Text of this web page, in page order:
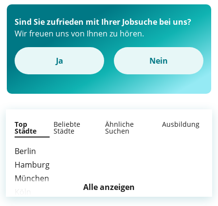
Sind Sie zufrieden mit Ihrer Jobsuche bei uns?
Wir freuen uns von Ihnen zu hören.
Ja Nein
Top
Städte
Beliebte
Städte
Ähnliche
Suchen
Ausbildung
Berlin
Hamburg
München
Alle anzeigen